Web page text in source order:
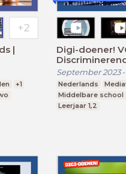
|
+1
Digi-doener!
September 2023-
Nederlands
Middelbare school
Leerjaar 1,2